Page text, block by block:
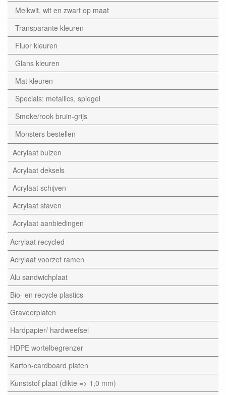
Melkwit, wit en zwart op maat
Transparante kleuren
Fluor kleuren
Glans kleuren
Mat kleuren
Specials: metallics, spiegel
Smoke/rook bruin-grijs
Monsters bestellen
Acrylaat buizen
Acrylaat deksels
Acrylaat schijven
Acrylaat staven
Acrylaat aanbiedingen
Acrylaat recycled
Acrylaat voorzet ramen
Alu sandwichplaat
Bio- en recycle plastics
Graveerplaten
Hardpapier/ hardweefsel
HDPE wortelbegrenzer
Karton-cardboard platen
Kunststof plaat (dikte => 1,0 mm)